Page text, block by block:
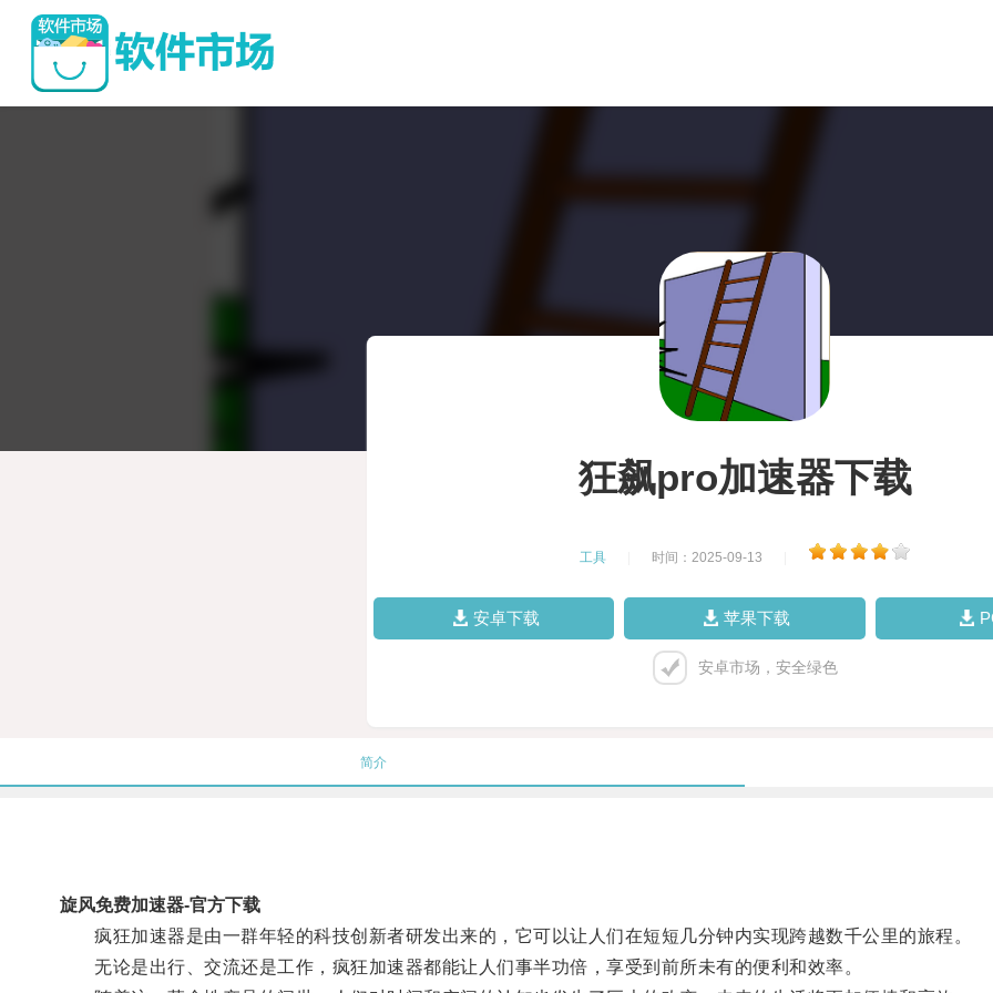
狂飙pro加速器下载
工具 时间：2025-09-13
安卓下载 苹果下载
安卓市场，安全绿色
简介
旋风免费加速器-官方下载
疯狂加速器是由一群年轻的科技创新者研发出来的，它可以让人们在短短几分钟内实现跨越数千公里的旅程。
无论是出行、交流还是工作，疯狂加速器都能让人们事半功倍，享受到前所未有的便利和效率。